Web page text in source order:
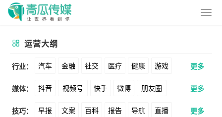
运营大纲
行业： 汽车 金融 社交 医疗 健康 游戏
动漫 美妆 美食 家装 教育 婚纱
酒旅 母婴 宠物 文娱 跨境 科技
更多
媒体： 抖音 视频号 快手 微博 朋友圈
公众号 B站 小红书 头条 知乎
更多
技巧： 早报 文案 百科 报告 导航 直播 更多